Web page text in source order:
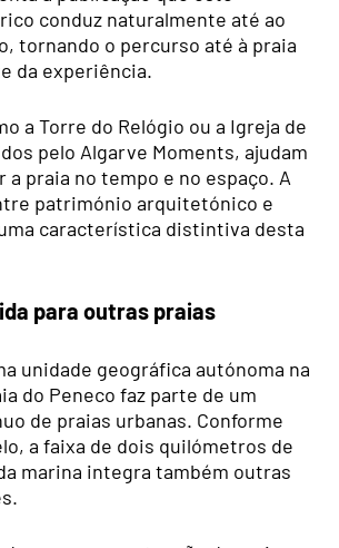
conduz naturalmente até ao
tornando o percurso até à praia
da experiência.
a Torre do Relógio ou a Igreja de
pelo Algarve Moments, ajudam
a praia no tempo e no espaço. A
património arquitetónico e
característica distintiva desta
para outras praias
unidade geográfica autónoma na
do Peneco faz parte de um
de praias urbanas. Conforme
a faixa de dois quilómetros de
marina integra também outras